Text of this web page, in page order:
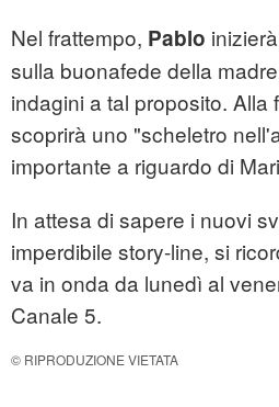
Nel frattempo, Pablo
sulla buonafede della
indagini a tal proposito. Alla
scoprirà uno "scheletro
importante a riguardo di
In attesa di sapere i nuovi
imperdibile story-line, si
va in onda da lunedì al
Canale 5.
© RIPRODUZIONE VIETATA